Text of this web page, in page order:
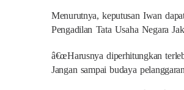
Menurutnya, keputusan Iwan
Pengadilan Tata Usaha Negara
â€œHarusnya diperhitungkan
Jangan sampai budaya